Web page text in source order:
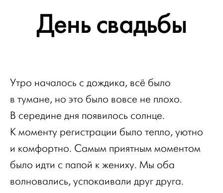
День свадьбы
Утро началось с дождика, всё было
в тумане, но это было вовсе не плохо.
В середине дня появилось солнце.
К моменту регистрации было тепло, уютно
и комфортно. Самым приятным моментом
было идти с папой к жениху. Мы оба
волновались, успокаивали друг друга.